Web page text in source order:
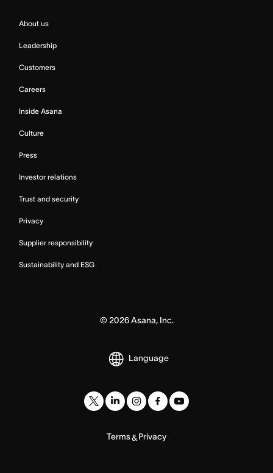
About us
Leadership
Customers
Careers
Inside Asana
Culture
Press
Investor relations
Trust and security
Privacy
Supplier responsibility
Sustainability and ESG
© 2026Asana, Inc.
Language
Terms& Privacy